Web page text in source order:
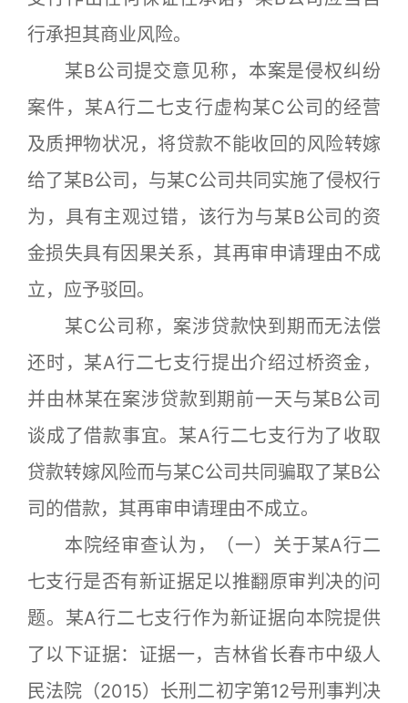
行承担其商业风险。
某B公司提交意见称，本案是侵权纠纷
案件，某A行二七支行虚构某C公司的经营
及质押物状况，将贷款不能收回的风险转嫁
给了某B公司，与某C公司共同实施了侵权行
为，具有主观过错，该行为与某B公司的资
金损失具有因果关系，其再审申请理由不成
立，应予驳回。
某C公司称，案涉贷款快到期而无法偿
还时，某A行二七支行提出介绍过桥资金，
并由林某在案涉贷款到期前一天与某B公司
谈成了借款事宜。某A行二七支行为了收取
贷款转嫁风险而与某C公司共同骗取了某B公
司的借款，其再审申请理由不成立。
本院经审查认为，（一）关于某A行二
七支行是否有新证据足以推翻原审判决的问
题。某A行二七支行作为新证据向本院提供
了以下证据：证据一，吉林省长春市中级人
民法院（2015）长刑二初字第12号刑事判决